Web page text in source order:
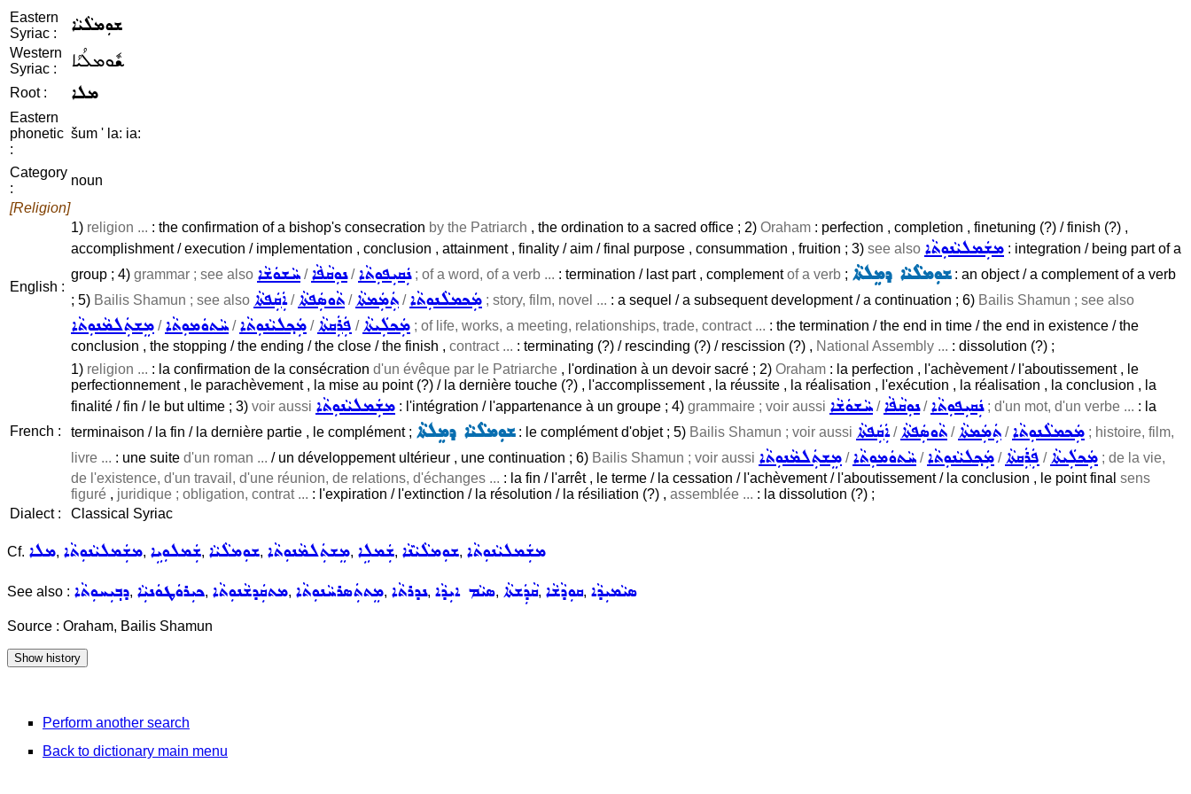
Eastern
Syriac :
ܫܘܼܡܠܵܝܵܐ
Western
Syriac :
ܫܽܘܡܠܳܝܳܐ
Root : ܡܠܐ
Eastern
phonetic
:
šum ' la: ia:
Category
:
noun
[Religion]
English :
1) religion ... : the confirmation of a bishop's consecration by the Patriarch , the ordination to a sacred office ; 2) Oraham : perfection , completion , finetuning (?) / finish (?) ,
accomplishment / execution / implementation , conclusion , attainment , finality / aim / final purpose , consummation , fruition ; 3) see also ܡܫܲܡܠܝܵܢܘܼܬܵܐ : integration / being part of a
group ; 4) grammar ; see also ܚܵܫܘܿܫܵܐ /ܢܘܼܩܵܦܵܐ/ܢܲܩܝܼܦܘܼܬܵܐ; of a word, of a verb ... : termination / last part , complementof a verb ; ܫܘܼܡܠܵܝܵܐ ܕܡܸܠܬܵܐ: an object / a complement of a verb
; 5) Bailis Shamun ; see also ܐܲܩܲܦܬܵܐ/ܬܵܘܣܲܦܬܵܐ /ܬܲܡܲܡܬܵܐ /ܡܲܟܡܠܵܢܘܼܬܵܐ ; story, film, novel ... : a sequel / a subsequent development / a continuation ; 6) Bailis Shamun ; see also
ܡܸܫܬܲܠܡܵܢܘܼܬܵܐ /ܚܵܬܘܿܡܘܼܬܵܐ /ܡܲܟ݂ܠܝܵܢܘܼܬܵܐ /ܦܲܪܲܩܬܵܐ /ܡܲܟܠܲܝܬܵܐ ; of life, works, a meeting, relationships, trade, contract ... : the termination / the end in time / the end in existence / the
conclusion , the stopping / the ending / the close / the finish , contract ... : terminating (?) / rescinding (?) / rescission (?) , National Assembly ... : dissolution (?) ;
French :
1) religion ... : la confirmation de la consécration d'un évêque par le Patriarche , l'ordination à un devoir sacré ; 2) Oraham : la perfection , l'achèvement / l'aboutissement , le
perfectionnement , le parachèvement , la mise au point (?) / la dernière touche (?) , l'accomplissement , la réussite , la réalisation , l'exécution , la réalisation , la conclusion , la
finalité / fin / le but ultime ; 3) voir aussi ܡܫܲܡܠܝܵܢܘܼܬܵܐ : l'intégration / l'appartenance à un groupe ; 4) grammaire ; voir aussi ܚܵܫܘܿܫܵܐ /ܢܘܼܩܵܦܵܐ/ܢܲܩܝܼܦܘܼܬܵܐ; d'un mot, d'un verbe ... : la
terminaison / la fin / la dernière partie , le complément ; ܫܘܼܡܠܵܝܵܐ ܕܡܸܠܬܵܐ: le complément d'objet ; 5) Bailis Shamun ; voir aussi ܐܲܩܲܦܬܵܐ/ܬܵܘܣܲܦܬܵܐ /ܬܲܡܲܡܬܵܐ /ܡܲܟܡܠܵܢܘܼܬܵܐ ; histoire, film,
livre ... : une suite d'un roman ... / un développement ultérieur , une continuation ; 6) Bailis Shamun ; voir aussi ܡܸܫܬܲܠܡܵܢܘܼܬܵܐ /ܚܵܬܘܿܡܘܼܬܵܐ /ܡܲܟ݂ܠܝܵܢܘܼܬܵܐ /ܦܲܪܲܩܬܵܐ /ܡܲܟܠܲܝܬܵܐ ; de la vie,
de l'existence, d'un travail, d'une réunion, de relations, d'échanges ... : la fin / l'arrêt , le terme / la cessation / l'achèvement / l'aboutissement / la conclusion , le point final sens
figuré , juridique ; obligation, contrat ... : l'expiration / l'extinction / la résolution / la résiliation (?) , assemblée ... : la dissolution (?) ;
Dialect :
Classical Syriac
Cf. ܡܠܐ, ܡܫܲܡܠܝܵܢܘܼܬܵܐ, ܫܲܡܠܘܼܝܹܐ, ܫܘܼܡܠܵܝܵܐ, ܡܸܫܬܲܠܡܵܢܘܼܬܵܐ, ܫܲܡܠܹܐ, ܫܘܼܡܠܵܝܵܢܵܐ, ܡܫܲܡܠܝܵܢܘܼܬܵܐ
See also : ܕܒ݂ܝܼܚܘܼܬܵܐ, ܟܝܼܪܘܿܛܘܿܢܝܼܵܐ, ܡܬܩܲܕܫܵܢܘܼܬܵܐ, ܡܸܬܬܲܣܪܚܵܢܘܼܬܵܐ, ܢܕܪܬܵܐ, ܣܝܵܡ ܐܝܼܕܵܐ, ܩܵܕܲܫܬܵܐ, ܩܘܼܕܵܫܵܐ, ܣܝܵܡܝܼܕܵܐ
Source : Oraham, Bailis Shamun
Perform another search
Back to dictionary main menu